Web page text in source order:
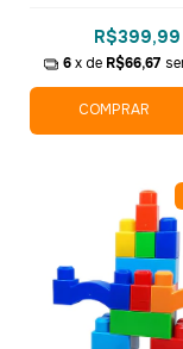
Perseguição
Chase 295 pçs -
R$399,99
6 x de R$66,67
COMPRAR